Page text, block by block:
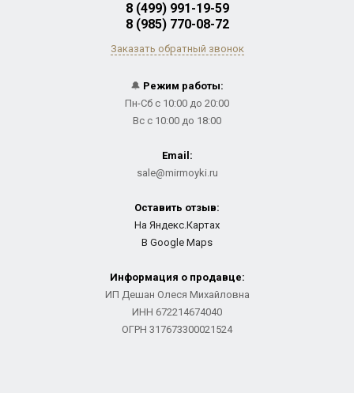
8 (499) 991-19-59
8 (985) 770-08-72
Заказать обратный звонок
🔔 Режим работы:
Пн-Сб с 10:00 до 20:00
Вс с 10:00 до 18:00
Email:
sale@mirmoyki.ru
Оставить отзыв:
На Яндекс.Картах
В Google Maps
Информация о продавце:
ИП Дешан Олеся Михайловна
ИНН 672214674040
ОГРН 317673300021524